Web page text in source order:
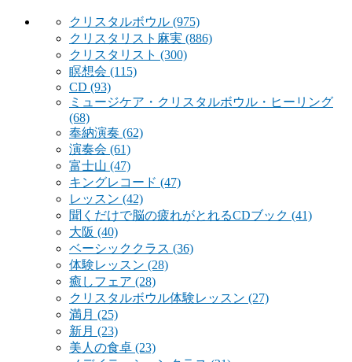
クリスタルボウル (975)
クリスタリスト麻実 (886)
クリスタリスト (300)
瞑想会 (115)
CD (93)
ミュージケア・クリスタルボウル・ヒーリング
(68)
奉納演奏 (62)
演奏会 (61)
富士山 (47)
キングレコード (47)
レッスン (42)
聞くだけで脳の疲れがとれるCDブック (41)
大阪 (40)
ベーシッククラス (36)
体験レッスン (28)
癒しフェア (28)
クリスタルボウル体験レッスン (27)
満月 (25)
新月 (23)
美人の食卓 (23)